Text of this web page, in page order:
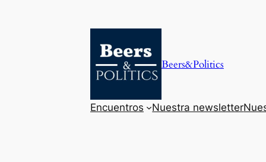
Beers&Politics
Encuentros Nuestra newsletter